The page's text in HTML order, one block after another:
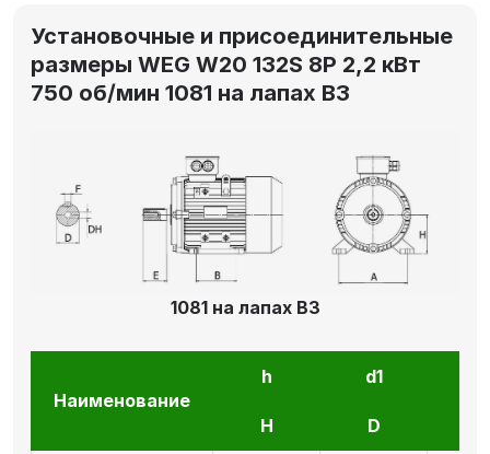
Установочные и присоединительные
размеры WEG W20 132S 8P 2,2 кВт
750 об/мин 1081 на лапах В3
1081 на лапах В3
Наименование
h d1
H D